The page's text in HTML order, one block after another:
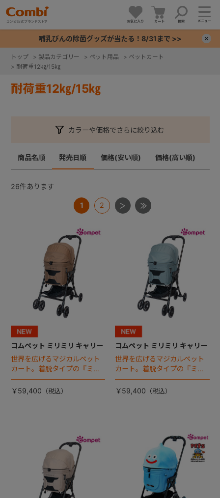
お気に入り カート 検索 メニュー
哺乳びんの除菌グッズが当たる！8/31まで >>
トップ > 製品カテゴリー > ペット用品 > ペットカート
> 耐荷重12㎏/15㎏
耐荷重12㎏/15㎏
カラーや価格でさらに絞り込む
商品名順 発売日順 価格(安い順) 価格(高い順)
26件あります
1 2
コムペット ミリミリ キャリー
世界を広げるマジカルペット
カート。着脱タイプの『ミリ
ミリ キャリー』 からアースカ
ラーが登場！
￥59,400
コムペット ミリミリ キャリー
世界を広げるマジカルペット
カート。着脱タイプの『ミリ
ミリ キャリー』 からアースカ
ラーが登場！
￥59,400